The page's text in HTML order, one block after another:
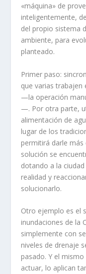
«máquina» de
inteligentemente,
del propio sistema
ambiente, para
planteado.
Primer paso:
que varias
—la operación
—. Por otra parte,
alimentación de
lugar de los
permitirá darle más
solución se
dotando a la
realidad y
solucionarlo.
Otro ejemplo es el
inundaciones de la
simplemente con
niveles de drenaje
pasado. Y el
actuar, lo aplican